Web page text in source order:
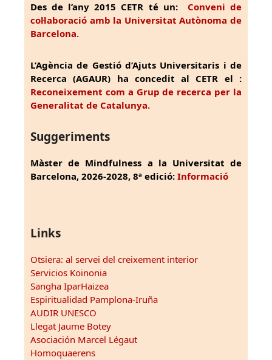
Des de l’any 2015 CETR té un: Conveni de
col·laboració amb la Universitat Autònoma de
Barcelona.
L’Agència de Gestió d’Ajuts Universitaris i de
Recerca (AGAUR) ha concedit al CETR el :
Reconeixement com a Grup de recerca per la
Generalitat de Catalunya.
Suggeriments
Màster de Mindfulness a la Universitat de
Barcelona, 2026-2028, 8ª edició: Informació
Links
Otsiera: al servei del creixement interior
Servicios Koinonia
Sangha IparHaizea
Espiritualidad Pamplona-Iruña
AUDIR UNESCO
Llegat Jaume Botey
Asociación Marcel Légaut
Homoquaerens